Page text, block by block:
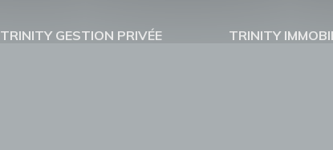
TRINITY GESTION PRIVÉE TRINITY